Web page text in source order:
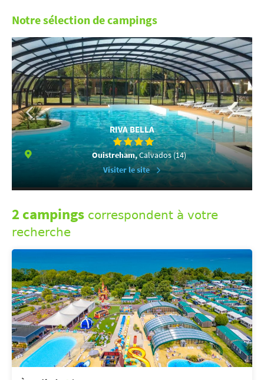
Notre sélection de campings
RIVA BELLA
Ouistreham,Calvados (14)
Visiter le site
2 campings correspondent à votre
recherche